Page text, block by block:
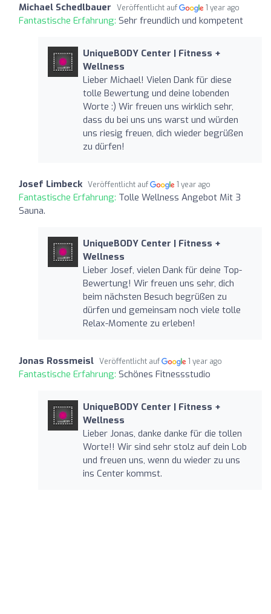
Michael Schedlbauer Veröffentlicht auf 1 year ago
Fantastische Erfahrung: Sehr freundlich und kompetent
UniqueBODY Center | Fitness +
Wellness
Lieber Michael! Vielen Dank für diese
tolle Bewertung und deine lobenden
Worte :) Wir freuen uns wirklich sehr,
dass du bei uns uns warst und würden
uns riesig freuen, dich wieder begrüßen
zu dürfen!
Josef Limbeck Veröffentlicht auf 1 year ago
Fantastische Erfahrung: Tolle Wellness Angebot Mit 3
Sauna.
UniqueBODY Center | Fitness +
Wellness
Lieber Josef, vielen Dank für deine Top-
Bewertung! Wir freuen uns sehr, dich
beim nächsten Besuch begrüßen zu
dürfen und gemeinsam noch viele tolle
Relax-Momente zu erleben!
Jonas Rossmeisl Veröffentlicht auf 1 year ago
Fantastische Erfahrung: Schönes Fitnessstudio
UniqueBODY Center | Fitness +
Wellness
Lieber Jonas, danke danke für die tollen
Worte!! Wir sind sehr stolz auf dein Lob
und freuen uns, wenn du wieder zu uns
ins Center kommst.